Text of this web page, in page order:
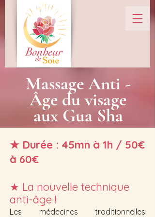
Massage Anti -
Âge du visage
aux Gua Sha
★ Durée : 45mn à 1h / 50€
à 60€
★ La nouvelle technique
anti-âge !
Les médecines traditionnelles